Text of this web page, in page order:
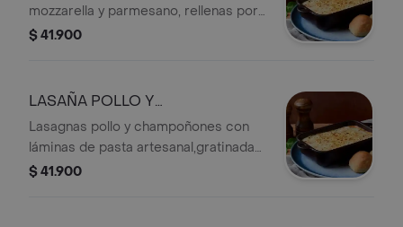
mozzarella y parmesano, rellenas por
pollo desmechado, tocineta y
$ 41.900
LASAÑA POLLO Y
CHAMPIÑONES
Lasagnas pollo y champoñones con
láminas de pasta artesanal,gratinadas
con mozzarella y parmesano.
$ 41.900